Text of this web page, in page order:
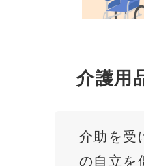
介護用
介助を受
の自立を